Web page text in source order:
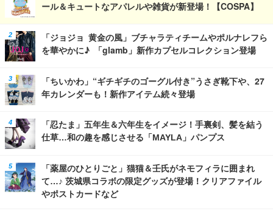
ール＆キュートなアパレルや雑貨が新登場！【COSPA】
「ジョジョ 黄金の風」ブチャラティチームやポルナレフら
を華やかに♪ 「glamb」新作カプセルコレクション登場
「ちいかわ」“ギチギチのゴーグル付き”うさぎ靴下や、27
年カレンダーも！新作アイテム続々登場
「忍たま」五年生＆六年生をイメージ！手裏剣、髪を結う
仕草…和の趣を感じさせる「MAYLA」パンプス
「薬屋のひとりごと」猫猫＆壬氏がネモフィラに囲まれ
て…♪ 茨城県コラボの限定グッズが登場！クリアファイル
やポストカードなど